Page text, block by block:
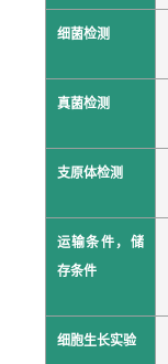
细菌检测
真菌检测
支原体检测
运输条件，储
存条件
细胞生长实验